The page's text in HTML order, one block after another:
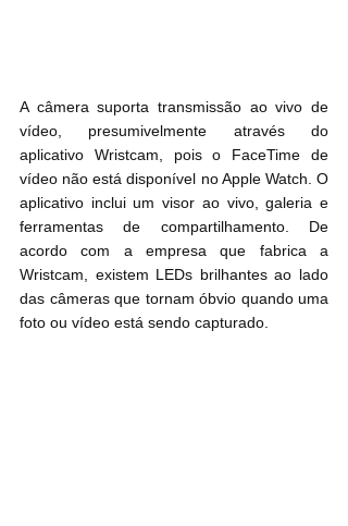
A câmera suporta transmissão ao vivo de
vídeo, presumivelmente através do
aplicativo Wristcam, pois o FaceTime de
vídeo não está disponível no Apple Watch. O
aplicativo inclui um visor ao vivo, galeria e
ferramentas de compartilhamento. De
acordo com a empresa que fabrica a
Wristcam, existem LEDs brilhantes ao lado
das câmeras que tornam óbvio quando uma
foto ou vídeo está sendo capturado.